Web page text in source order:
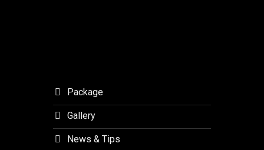
Package
Gallery
News & Tips